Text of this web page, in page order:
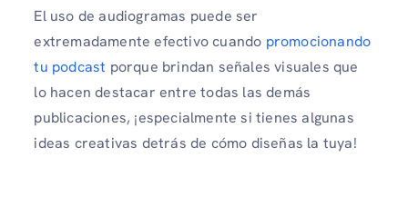
El uso de audiogramas puede ser
extremadamente efectivo cuando promocionando
tu podcast porque brindan señales visuales que
lo hacen destacar entre todas las demás
publicaciones, ¡especialmente si tienes algunas
ideas creativas detrás de cómo diseñas la tuya!